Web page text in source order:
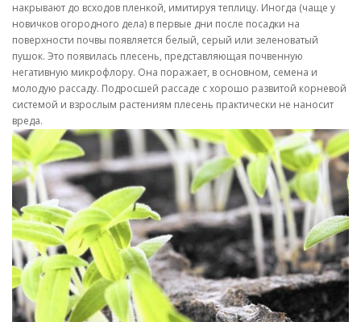
накрывают до всходов пленкой, имитируя теплицу. Иногда (чаще у
новичков огородного дела) в первые дни после посадки на
поверхности почвы появляется белый, серый или зеленоватый
пушок. Это появилась плесень, представляющая почвенную
негативную микрофлору. Она поражает, в основном, семена и
молодую рассаду. Подросшей рассаде с хорошо развитой корневой
системой и взрослым растениям плесень практически не наносит
вреда.